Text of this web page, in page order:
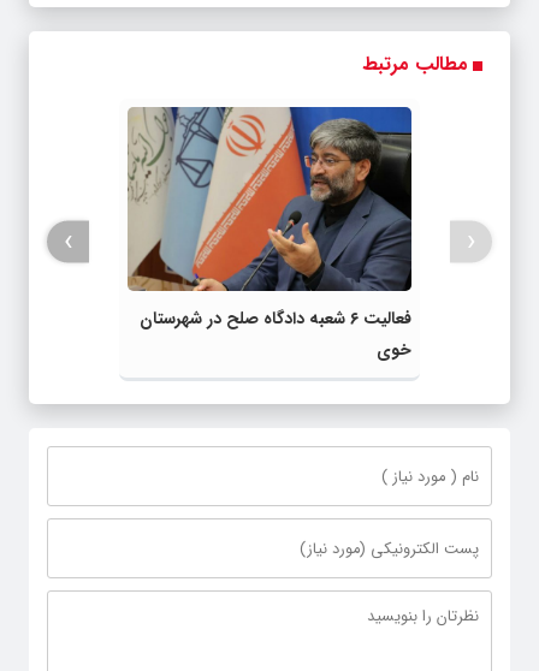
مطالب مرتبط
فعالیت ۶ شعبه دادگاه صلح در شهرستان
خوی
‹
›